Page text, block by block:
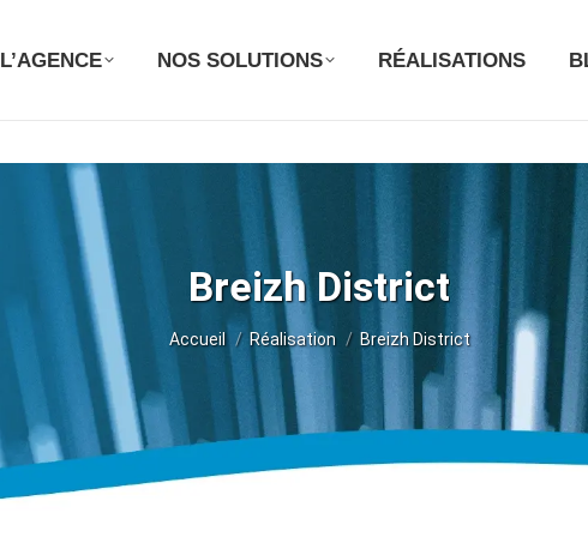
L’AGENCE NOS SOLUTIONS RÉALISATIONS
Breizh District
Vous êtes ici :
Accueil Réalisation Breizh District